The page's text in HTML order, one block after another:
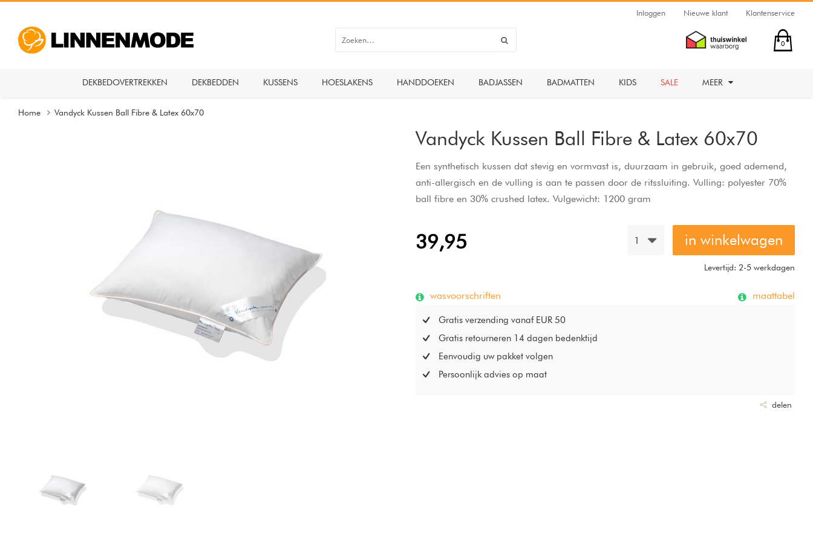
Inloggen Nieuwe klant Klantenservice
0
DEKBEDOVERTREKKEN DEKBEDDEN KUSSENS HOESLAKENS HANDDOEKEN BADJASSEN BADMATTEN KIDS SALE MEER
Home Vandyck Kussen Ball Fibre & Latex 60x70
Vandyck Kussen Ball Fibre & Latex 60x70
Een synthetisch kussen dat stevig en vormvast is, duurzaam in gebruik, goed ademend,
anti-allergisch en de vulling is aan te passen door de ritssluiting. Vulling: polyester 70%
ball fibre en 30% crushed latex. Vulgewicht: 1200 gram
39,95 1 in winkelwagen
Levertijd: 2-5 werkdagen
wasvoorschriften maattabel
Gratis verzending vanaf EUR 50
Gratis retourneren 14 dagen bedenktijd
Eenvoudig uw pakket volgen
Persoonlijk advies op maat
delen